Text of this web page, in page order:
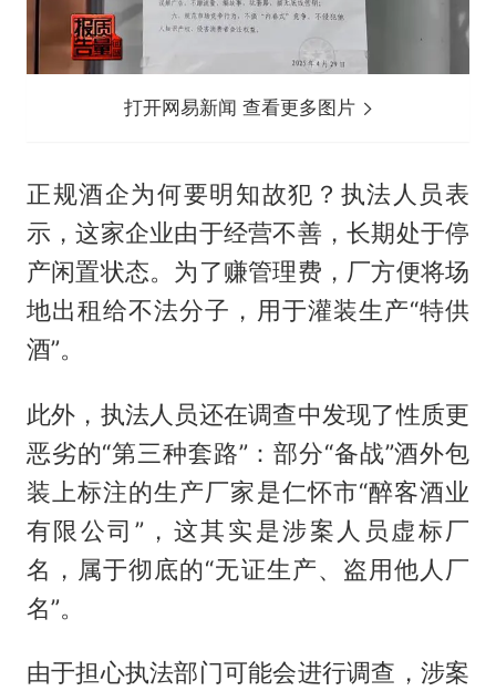
打开网易新闻 查看更多图片
正规酒企为何要明知故犯？执法人员表
示，这家企业由于经营不善，长期处于停
产闲置状态。为了赚管理费，厂方便将场
地出租给不法分子，用于灌装生产“特供
酒”。
此外，执法人员还在调查中发现了性质更
恶劣的“第三种套路”：部分“备战”酒外包
装上标注的生产厂家是仁怀市“醉客酒业
有限公司”，这其实是涉案人员虚标厂
名，属于彻底的“无证生产、盗用他人厂
名”。
由于担心执法部门可能会进行调查，涉案